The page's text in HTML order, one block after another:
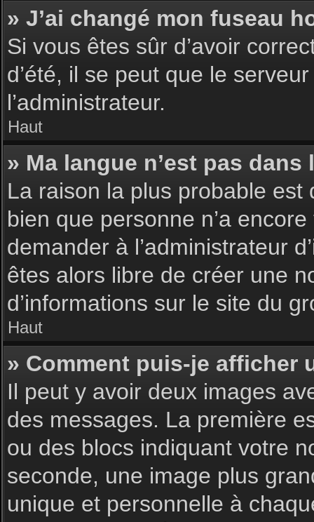
» J’ai changé mon fuseau
Si vous êtes sûr d’avoir
d’été, il se peut que le
l’administrateur.
Haut
» Ma langue n’est pas dans
La raison la plus probable est
bien que personne n’a
demander à l’administrateur
êtes alors libre de créer une
d’informations sur le site du
Haut
» Comment puis-je afficher
Il peut y avoir deux images
des messages. La première
ou des blocs indiquant votre
seconde, une image plus
unique et personnelle à